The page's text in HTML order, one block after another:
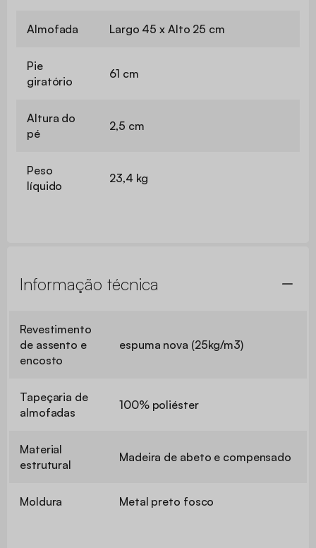
Almofada Largo 45 x Alto 25 cm
Pie
giratório
61 cm
Altura do
pé
2,5 cm
Peso
líquido
23,4 kg
Informação técnica
Revestimento
de assento e
encosto
espuma nova (25kg/m3)
Tapeçaria de
almofadas
100% poliéster
Material
estrutural
Madeira de abeto e compensado
Moldura Metal preto fosco